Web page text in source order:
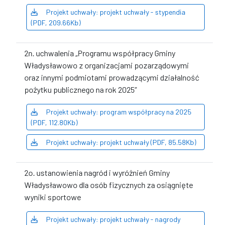
Projekt uchwały: projekt uchwały - stypendia
(PDF, 209.66Kb)
2n. uchwalenia „Programu współpracy Gminy
Władysławowo z organizacjami pozarządowymi
oraz innymi podmiotami prowadzącymi działalność
pożytku publicznego na rok 2025”
Projekt uchwały: program współpracy na 2025
(PDF, 112.80Kb)
Projekt uchwały: projekt uchwały (PDF, 85.58Kb)
2o. ustanowienia nagród i wyróżnień Gminy
Władysławowo dla osób fizycznych za osiągnięte
wyniki sportowe
Projekt uchwały: projekt uchwały - nagrody